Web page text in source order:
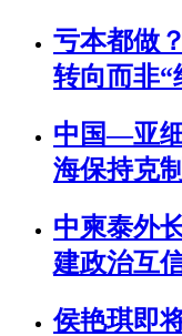
亏本都做
转向而非“
中国—亚
海保持克制
中柬泰外
建政治互
侯艳琪即